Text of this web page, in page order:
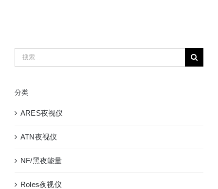
索：
分类
ARES夜视仪
ATN夜视仪
NF/黑夜能量
Roles夜视仪